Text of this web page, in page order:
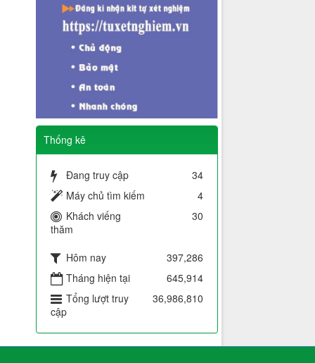
Thống kê
Đang truy cập
34
Máy chủ tìm kiếm
4
Khách viếng
thăm
30
Hôm nay
397,286
Tháng hiện tại
645,914
Tổng lượt truy
cập
36,986,810